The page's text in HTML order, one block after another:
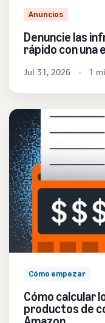
Anuncios
Denuncie las
rápido con una
Jul 31, 2026 1
Cómo empezar
Cómo calcular
productos de